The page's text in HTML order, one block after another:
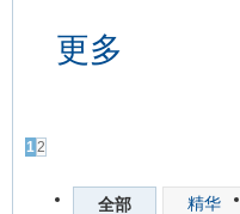
更多
12
全部 精华